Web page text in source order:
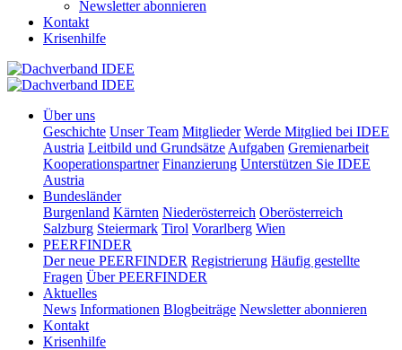
Newsletter abonnieren
Kontakt
Krisenhilfe
Über uns
Geschichte Unser Team Mitglieder Werde Mitglied bei IDEE
Austria Leitbild und Grundsätze Aufgaben Gremienarbeit
Kooperationspartner Finanzierung Unterstützen Sie IDEE
Austria
Bundesländer
Burgenland Kärnten Niederösterreich Oberösterreich
Salzburg Steiermark Tirol Vorarlberg Wien
PEERFINDER
Der neue PEERFINDER Registrierung Häufig gestellte
Fragen Über PEERFINDER
Aktuelles
News Informationen Blogbeiträge Newsletter abonnieren
Kontakt
Krisenhilfe